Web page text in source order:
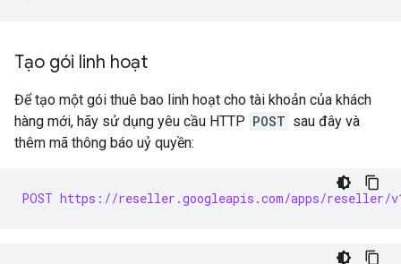
Tạo gói linh hoạt
Để tạo một gói thuê bao linh hoạt cho tài khoản của khách
hàng mới, hãy sử dụng yêu cầu HTTP POST sau đây và
thêm mã thông báo uỷ quyền:
POST https://reseller.googleapis.com/apps/reseller/